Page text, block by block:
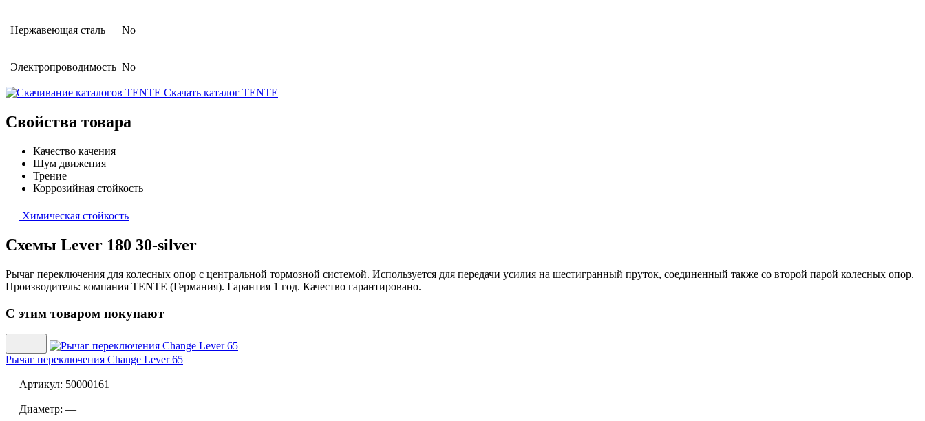
Нержавеющая сталь No
Электропроводимость No
Скачать каталог TENTE
Свойства товара
Качество качения
Шум движения
Трение
Коррозийная стойкость
Химическая стойкость
Схемы Lever 180 30-silver
Рычаг переключения для колесных опор с центральной тормозной системой. Используется для передачи усилия на шестигранный пруток, соединенный также со второй парой колесных опор.
Производитель: компания TENTE (Германия). Гарантия 1 год. Качество гарантировано.
С этим товаром покупают
Рычаг переключения Change Lever 65
Артикул: 50000161
Диаметр: —